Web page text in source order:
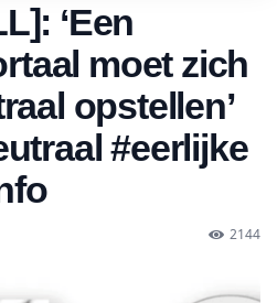
‘Een
moet zich
opstellen’
#eerlijke
2144